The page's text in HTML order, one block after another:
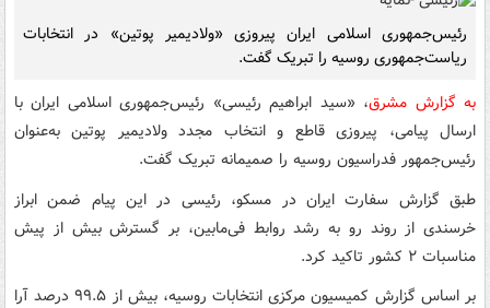
رئیس‌جمهوری اسلامی ایران پیروزی «ولادیمیر پوتین» در انتخابات
ریاست‌جمهوری روسیه را تبریک گفت.
به گزارش مشرق، «سید ابراهیم رئیسی» رئیس‌جمهوری اسلامی ایران با
ارسال پیامی، پیروزی قاطع و انتخاب مجدد ولادیمیر پوتین به‌عنوان
رئیس‌جمهور فدراسیون روسیه را صمیمانه تبریک گفت.
طبق گزارش سفارت ایران در مسکو، رئیسی در این پیام ضمن ابراز
خرسندی از روند رو به رشد روابط فی‌مابین، بر گسترش بیش از پیش
مناسبات ۲ کشور تاکید کرد.
بر اساس گزارش کمیسیون مرکزی انتخابات روسیه، بیش از ۹۹.۵ درصد آرا